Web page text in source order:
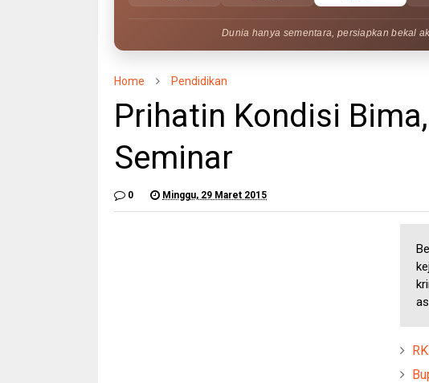
Dunia hanya sementara, persiapkan bekal
Home Pendidikan
Prihatin Kondisi
Seminar
0 Minggu, 29 Maret 2015